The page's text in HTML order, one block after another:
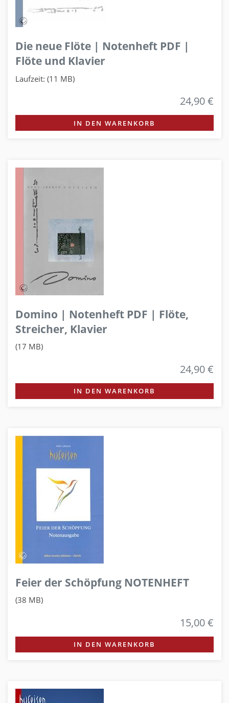
Die neue Flöte | Notenheft PDF |
Flöte und Klavier
Laufzeit: (11 MB)
24,90 €
IN DEN WARENKORB
Domino | Notenheft PDF | Flöte,
Streicher, Klavier
(17 MB)
24,90 €
IN DEN WARENKORB
Feier der Schöpfung NOTENHEFT
(38 MB)
15,00 €
IN DEN WARENKORB